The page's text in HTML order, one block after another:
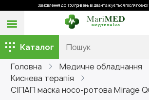
Замовлення до 150 гривень відвантажується після
Каталог
Головна
Медичне обладнання
Киснева терапія
СІПАП маска носо-ротова Mirage